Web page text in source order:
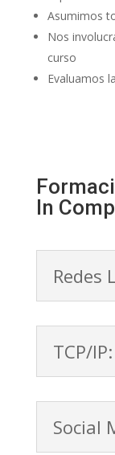
Asumimos
Nos
curso
Evaluamos
In
Redes
TCP/
Social